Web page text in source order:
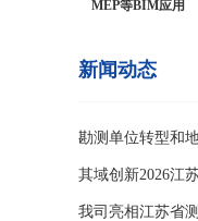
MEP等BIM应用
新闻动态
勘测单位转型和
会
其域创新2026江
办
我司亮相江苏省